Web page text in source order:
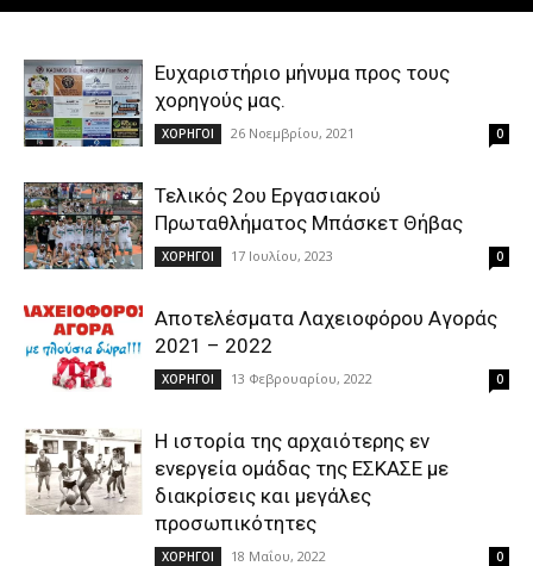
Ευχαριστήριο μήνυμα προς τους
χορηγούς μας.
ΧΟΡΗΓΟΙ 26 Νοεμβρίου, 2021 0
Τελικός 2ου Εργασιακού
Πρωταθλήματος Μπάσκετ Θήβας
ΧΟΡΗΓΟΙ 17 Ιουλίου, 2023 0
Αποτελέσματα Λαχειοφόρου Αγοράς
2021 – 2022
ΧΟΡΗΓΟΙ 13 Φεβρουαρίου, 2022 0
Η ιστορία της αρχαιότερης εν
ενεργεία ομάδας της ΕΣΚΑΣΕ με
διακρίσεις και μεγάλες
προσωπικότητες
ΧΟΡΗΓΟΙ 18 Μαΐου, 2022 0